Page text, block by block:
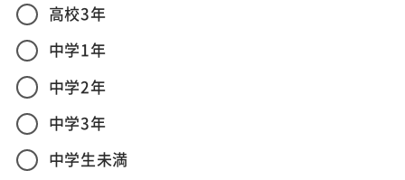
高校3年
中学1年
中学2年
中学3年
中学生未満